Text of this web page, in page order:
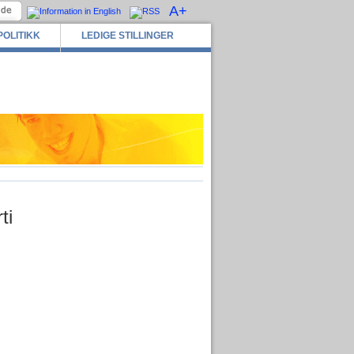
LEDIGE STILLINGER
A+